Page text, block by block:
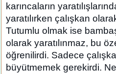
karıncaların
yaratılırken çalışkan
Tutumlu olmak ise
olarak yaratılınmaz, bu
öğrenilirdi. Sadece
büyütmemek gerekirdi.